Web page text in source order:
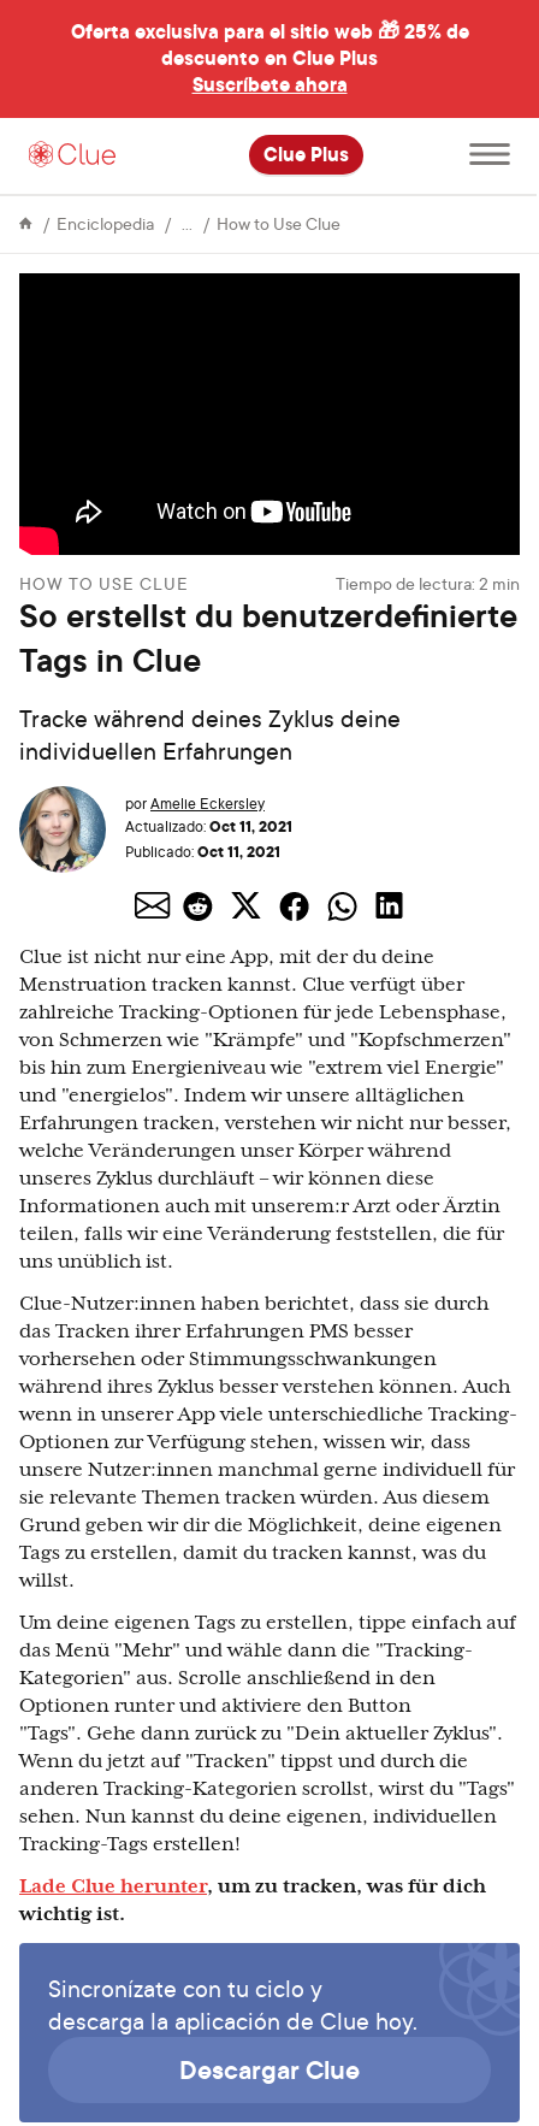
Oferta exclusiva para el sitio web 🎁25% de
descuento en Clue Plus
Suscríbete ahora
Clue Plus
Abre
el
menú
Enciclopedia
AboutHow to Use ClueSo
HOW TO USE CLUE Tiempo de lectura: 2 min
So erstellst du benutzerdefinierte
Tags in Clue
Tracke während deines Zyklus deine
individuellen Erfahrungen
porAmelie Eckersley
Actualizado:Oct 11, 2021
Publicado:Oct 11, 2021
Clue ist nicht nur eine App, mit der du deine
Menstruation tracken kannst. Clue verfügt über
zahlreiche Tracking-Optionen für jede Lebensphase,
von Schmerzen wie "Krämpfe" und "Kopfschmerzen"
bis hin zum Energieniveau wie "extrem viel Energie"
und "energielos". Indem wir unsere alltäglichen
Erfahrungen tracken, verstehen wir nicht nur besser,
welche Veränderungen unser Körper während
unseres Zyklus durchläuft – wir können diese
Informationen auch mit unserem:r Arzt oder Ärztin
teilen, falls wir eine Veränderung feststellen, die für
uns unüblich ist.
Clue-Nutzer:innen haben berichtet, dass sie durch
das Tracken ihrer Erfahrungen PMS besser
vorhersehen oder Stimmungsschwankungen
während ihres Zyklus besser verstehen können. Auch
wenn in unserer App viele unterschiedliche Tracking-
Optionen zur Verfügung stehen, wissen wir, dass
unsere Nutzer:innen manchmal gerne individuell für
sie relevante Themen tracken würden. Aus diesem
Grund geben wir dir die Möglichkeit, deine eigenen
Tags zu erstellen, damit du tracken kannst, was du
willst.
Um deine eigenen Tags zu erstellen, tippe einfach auf
das Menü "Mehr" und wähle dann die "Tracking-
Kategorien" aus. Scrolle anschließend in den
Optionen runter und aktiviere den Button
"Tags". Gehe dann zurück zu "Dein aktueller Zyklus".
Wenn du jetzt auf "Tracken" tippst und durch die
anderen Tracking-Kategorien scrollst, wirst du "Tags"
sehen. Nun kannst du deine eigenen, individuellen
Tracking-Tags erstellen!
Lade Clue herunter, um zu tracken, was für dich
wichtig ist.
Sincronízate con tu ciclo y
descarga la aplicación de Clue hoy.
Descargar Clue